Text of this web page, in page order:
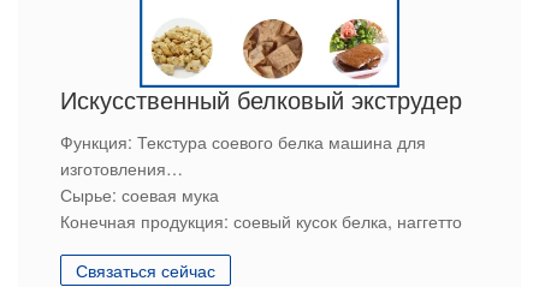
Искусственный белковый экструдер
Функция: Текстура соевого белка машина для
изготовления
Сырье: соевая мука
Конечная продукция: соевый кусок белка, наггетто
Особенности: Высокое качество и индивидуальное
Связаться сейчас